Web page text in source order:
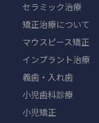
セラミック治療
矯正治療について
マウスピース矯正
インプラント治療
義歯・入れ歯
小児歯科診療
小児矯正